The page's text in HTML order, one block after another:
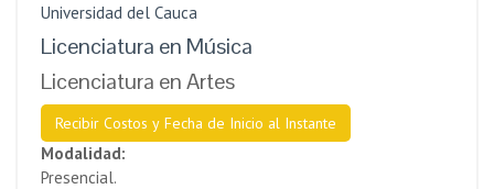
Universidad del Cauca
Licenciatura en Música
Licenciatura en Artes
Recibir Costos y Fecha de Inicio al Instante
Modalidad:
Presencial.